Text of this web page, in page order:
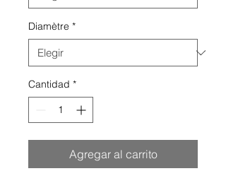
Diamètre *
Cantidad *
Agregar al carrito